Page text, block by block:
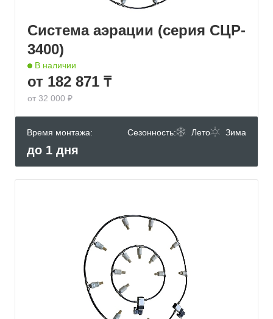
Система аэрации (серия СЦР-
3400)
В наличии
от 182 871 ₸
от 32 000 ₽
Время монтажа:
до 1 дня
Сезонность: Лето Зима